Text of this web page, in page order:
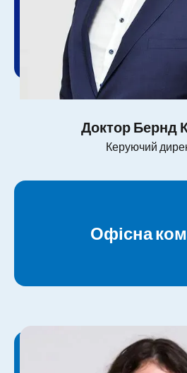
Доктор Бернд
Керуючий
Офісна